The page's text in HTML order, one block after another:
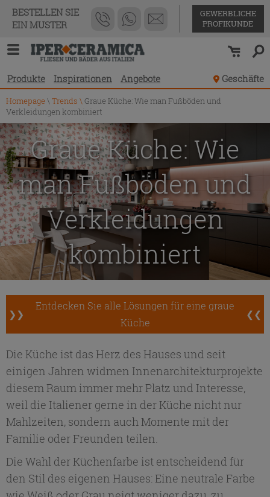
BESTELLEN SIE
EIN MUSTER
GEWERBLICHE
PROFIKUNDE
Produkte Inspirationen Angebote Geschäfte
Homepage\ Trends \Graue Küche: Wie man Fußböden und
Verkleidungen kombiniert
Graue Küche: Wie
man Fußböden und
Verkleidungen
kombiniert
❯❯
Entdecken Sie alle Lösungen für eine graue
Küche
❮❮
Die Küche ist das Herz des Hauses und seit
einigen Jahren widmen Innenarchitekturprojekte
diesem Raum immer mehr Platz und Interesse,
weil die Italiener gerne in der Küche nicht nur
Mahlzeiten, sondern auch Momente mit der
Familie oder Freunden teilen.
Die Wahl der Küchenfarbe ist entscheidend für
den Stil des eigenen Hauses: Eine neutrale Farbe